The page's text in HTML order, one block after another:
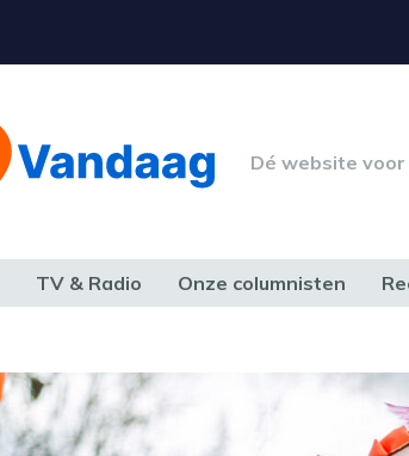
Dé website
TV & Radio Onze columnisten